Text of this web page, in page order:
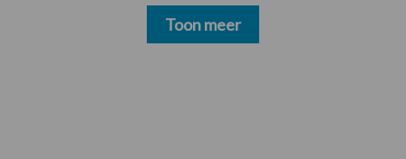
Toon meer